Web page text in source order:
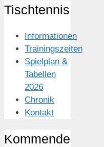
Tischtennis
Informationen
Trainingszeiten
Spielplan &
Tabellen
2026
Chronik
Kontakt
Kommende